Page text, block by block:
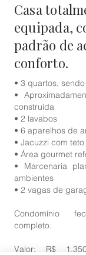
Casa
equipada,
padrão de
conforto.
• 3 quartos,
•
construída
• 2 lavabos
• 6 aparelhos de
• Jacuzzi com
• Área gourmet
• Marcenaria
ambientes
• 2 vagas de
Condomínio
completo.
Valor: R$